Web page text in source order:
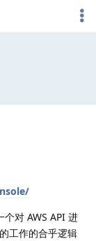
个对 AWS API 进
工作的合乎逻辑